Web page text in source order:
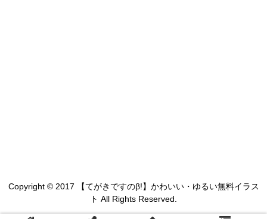
Copyright © 2017 【てがきですのβ!】かわいい・ゆるい無料イラス
ト All Rights Reserved.